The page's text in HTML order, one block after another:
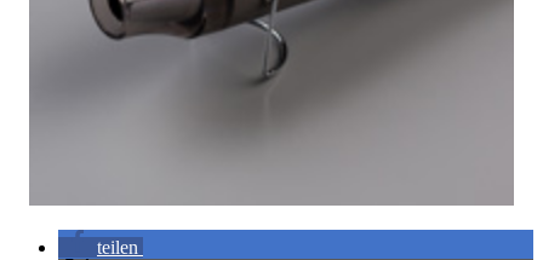
teilen